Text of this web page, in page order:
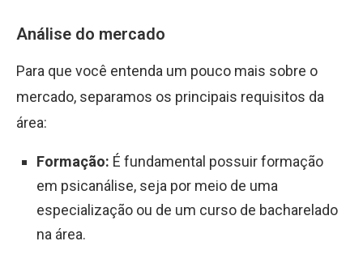
Análise do mercado
Para que você entenda um pouco mais sobre o
mercado, separamos os principais requisitos da
área:
Formação: É fundamental possuir formação
em psicanálise, seja por meio de uma
especialização ou de um curso de bacharelado
na área.